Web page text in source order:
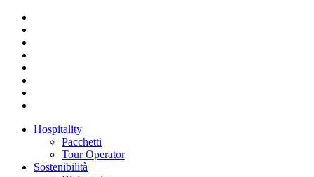
Hospitality
Pacchetti
Tour Operator
Sostenibilità